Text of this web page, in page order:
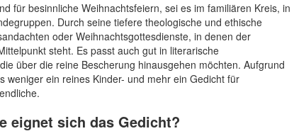
für besinnliche Weihnachtsfeiern, sei es im familiären Kreis, in
Durch seine tiefere theologische und ethische
oder Weihnachtsgottesdienste, in denen der
steht. Es passt auch gut in literarische
über die reine Bescherung hinausgehen möchten. Aufgrund
weniger ein reines Kinder- und mehr ein Gedicht für
eignet sich das Gedicht?